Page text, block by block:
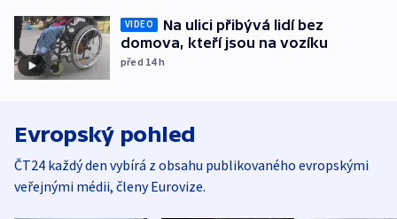
VIDEO
Na ulici přibývá lidí bez
domova, kteří jsou na vozíku
před 14h
Evropský pohled
ČT24 každý den vybírá z obsahu publikovaného evropskými
veřejnými médii, členy Eurovize.